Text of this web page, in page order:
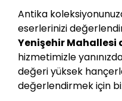
Antika
eserlerinizi
Yenişehir
hizmetimizle
değeri yüksek
değerlendirmek için